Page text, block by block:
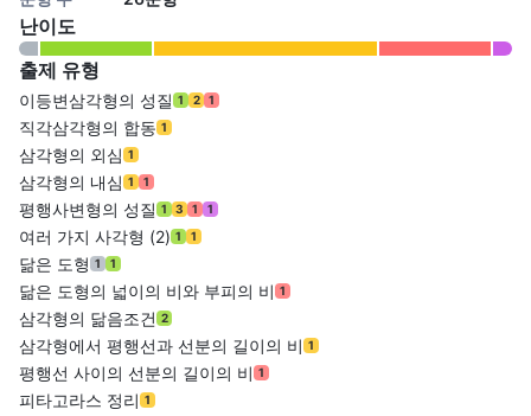
난이도
출제 유형
이등변삼각형의 성질 1 2 1
직각삼각형의 합동 1
삼각형의 외심 1
삼각형의 내심 1 1
평행사변형의 성질 1 3 1 1
여러 가지 사각형 (2) 1 1
닮은 도형 1 1
닮은 도형의 넓이의 비와 부피의 비 1
삼각형의 닮음조건 2
삼각형에서 평행선과 선분의 길이의 비 1
평행선 사이의 선분의 길이의 비 1
피타고라스 정리 1